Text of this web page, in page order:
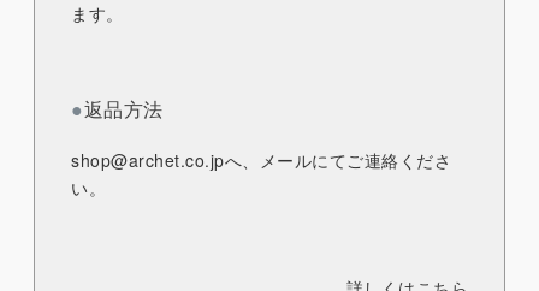
ます。
●返品方法
shop@archet.co.jpへ、メールにてご連絡くださ
い。